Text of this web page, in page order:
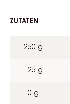
ZUTATEN
250 g
125 g
10 g